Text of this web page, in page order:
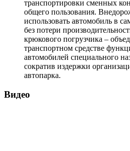
транспортировки сменных
общего пользования.
использовать автомобиль в
без потери
крюкового погрузчика –
транспортном средстве
автомобилей специального
сократив издержки
автопарка.
Видео